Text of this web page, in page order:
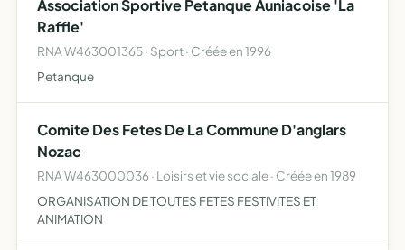
destruction n…
Association Sportive Petanque Auniacoise 'La
Raffle'
RNA W463001365 · Sport · Créée en 1996
Petanque
Comite Des Fetes De La Commune D'anglars
Nozac
RNA W463000036 · Loisirs et vie sociale · Créée en 1989
ORGANISATION DE TOUTES FETES FESTIVITES ET
ANIMATION